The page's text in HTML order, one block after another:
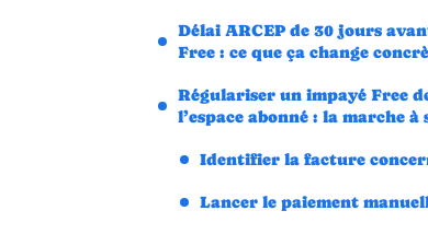
Délai ARCEP de 30 jours
Free : ce que ça change
Régulariser un impayé Free
l’espace abonné : la marche à
Identifier la facture
Lancer le paiement